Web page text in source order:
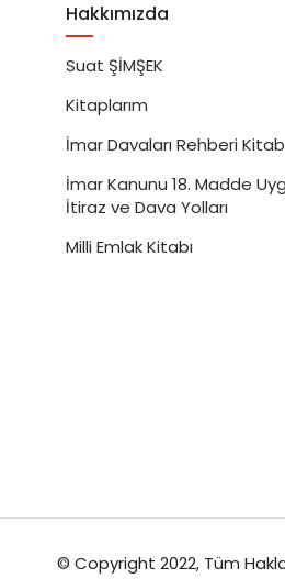
Hakkımızda
Suat ŞİMŞEK
Kitaplarım
İmar Davaları Rehberi
İmar Kanunu 18. Madde
İtiraz ve Dava Yolları
Milli Emlak Kitabı
© Copyright 2022, Tüm